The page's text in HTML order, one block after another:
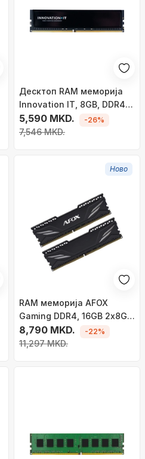
Десктоп RAM меморија
Innovation IT, 8GB, DDR4
3200MHz, со распрскувач
на топлина
5,590 MKD.
7,546 MKD.
-26%
Ново
RAM меморија AFOX
Gaming DDR4, 16GB 2x8GB,
3200MHz CL16, црна
8,790 MKD.
11,297 MKD.
-22%